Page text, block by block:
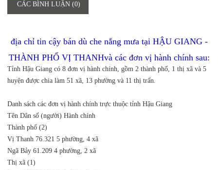
CÁC BÌNH LUẬN (0)
địa chỉ tin cậy bán dù che nắng mưa tại HẬU GIANG -
THÀNH PHỐ VỊ THANHvà các đơn vị hành chính sau:
Tỉnh Hậu Giang có 8 đơn vị hành chính, gồm 2 thành phố, 1 thị xã và 5
huyện được chia làm 51 xã, 13 phường và 11 thị trấn.
Danh sách các đơn vị hành chính trực thuộc tỉnh Hậu Giang
Tên Dân số (người) Hành chính
Thành phố (2)
Vị Thanh 76.321 5 phường, 4 xã
Ngã Bảy 61.209 4 phường, 2 xã
Thị xã (1)